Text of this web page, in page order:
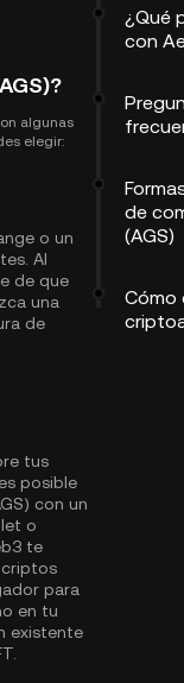
algunas
elegir:
o un
Al
de que
una
de
tus
posible
con un
o
te
para
en tu
existente
¿Qué
con
de
(AGS)
Cómo